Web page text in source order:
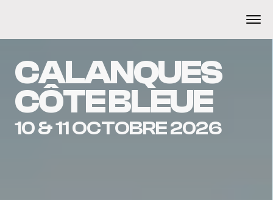
CALANQUES
CÔTE BLEUE
10 & 11 OCTOBRE 2026